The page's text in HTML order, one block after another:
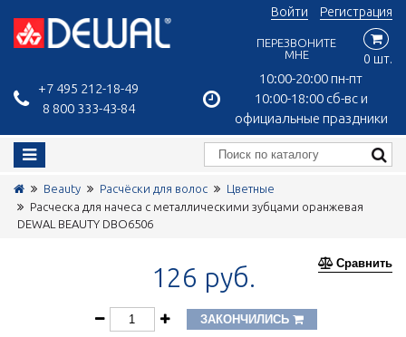
+7 495 212-18-49
8 800 333-43-84
10:00-20:00 пн-пт
10:00-18:00 сб-вс и
официальные праздники
Войти Регистрация
ПЕРЕЗВОНИТЕ
МНЕ
0 шт.
Beauty Расчёски для волос
Цветные
Расческа для начеса с металлическими зубцами оранжевая
DEWAL BEAUTY DBO6506
Сравнить
126 руб.
ЗАКОНЧИЛИСЬ